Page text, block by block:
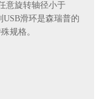
意旋转轴径小于
USB滑环是森瑞普的
规格。